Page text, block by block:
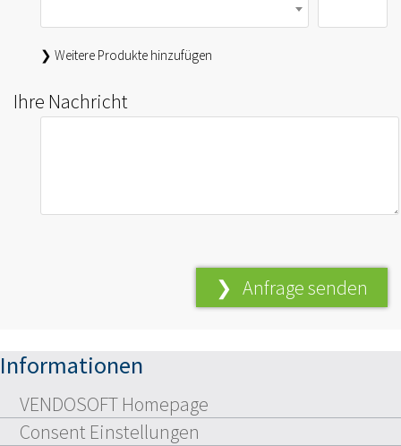
❯ Weitere Produkte hinzufügen
Ihre Nachricht
Informationen
VENDOSOFT Homepage
Consent Einstellungen